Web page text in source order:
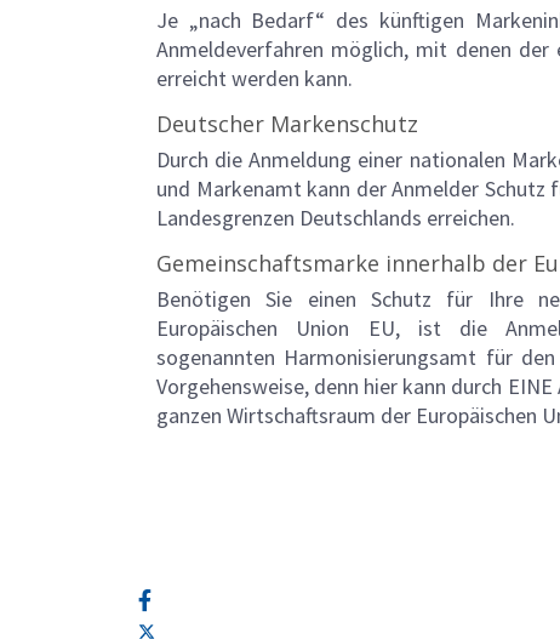
Je „nach Bedarf“ des künftigen
Anmeldeverfahren möglich, mit denen der
erreicht werden kann.
Deutscher Markenschutz
Durch die Anmeldung einer nationalen
und Markenamt kann der Anmelder Schutz
Landesgrenzen Deutschlands erreichen.
Gemeinschaftsmarke innerhalb der
Benötigen Sie einen Schutz für Ihre
Europäischen Union EU, ist die
sogenannten Harmonisierungsamt für
Vorgehensweise, denn hier kann durch
ganzen Wirtschaftsraum der Europäischen